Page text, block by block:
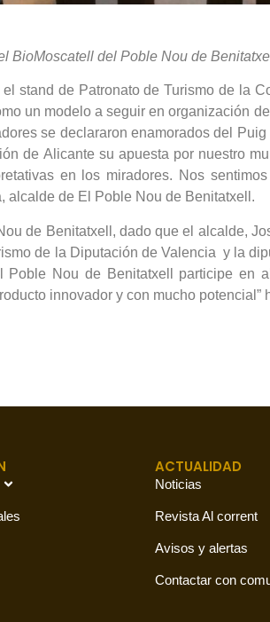
BioMoscatell del Poble Nou de
stand de Patronato de Turismo de la
un modelo a seguir en organización
se declararon enamorados del
de Alicante su apuesta por nuestro
en los miradores. Nos
alcalde de El Poble Nou de Benitatxell.
de Benitatxell, dado que el alcalde,
de la Diputación de Valencia y la
Nou de Benitatxell participe
innovador y con mucho potencial”
ACTUALIDAD
Noticias
Revista Al corrent
Avisos y alertas
Contactar con